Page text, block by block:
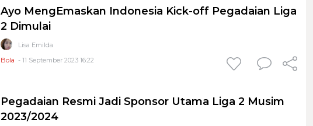
Ayo MengEmaskan Indonesia Kick-off Pegadaian Liga
2 Dimulai
Lisa Emilda
Bola - 11 September 2023 16:22
Pegadaian Resmi Jadi Sponsor Utama Liga 2 Musim
2023/2024